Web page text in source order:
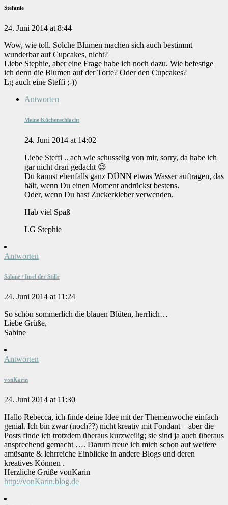
Stefanie
24. Juni 2014 at 8:44
Wow, wie toll. Solche Blumen machen sich auch bestimmt
wunderbar auf Cupcakes, nicht?
Liebe Stephie, aber eine Frage habe ich noch dazu. Wie befestige
ich denn die Blumen auf der Torte? Oder den Cupcakes?
Lg auch eine Steffi ;-))
Antworten
Meine Küchenschlacht
24. Juni 2014 at 14:02
Liebe Steffi .. ach wie schusselig von mir, sorry, da habe ich
gar nicht dran gedacht 😉
Du kannst ebenfalls ganz DÜNN etwas Wasser auftragen, das
hält, wenn Du einen Moment andrückst bestens.
Oder, wenn Du hast Zuckerkleber verwenden.
Hab viel Spaß
LG Stephie
Antworten
Sabine / Insel der Stille
24. Juni 2014 at 11:24
So schön sommerlich die blauen Blüten, herrlich…
Liebe Grüße,
Sabine
Antworten
vonKarin
24. Juni 2014 at 11:30
Hallo Rebecca, ich finde deine Idee mit der Themenwoche einfach
genial. Ich bin zwar (noch??) nicht kreativ mit Fondant – aber die
Posts finde ich trotzdem überaus kurzweilig; sie sind ja auch überaus
ansprechend gemacht …. Darum freue ich mich schon auf weitere
amüsante & lehrreiche Einblicke in andere Blogs und deren
kreatives Können .
Herzliche Grüße vonKarin
http://vonKarin.blog.de